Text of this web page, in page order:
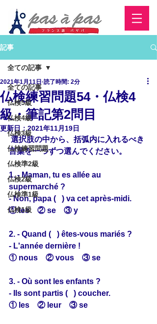
記事
全ての記事
仏検5級
仏検4級
仏検3級
仏検練習問題
仏検準2級
仏検2級
仏検準1級
仏検1級
全ての記事
仏検練習問題54・仏検4
級・筆記第2問目
2021年1月11日 読了時間: 2分
更新日：2021年11月19日
選択肢の中から、括弧内に入れるべき
言葉を一つずつ選んでください。
1. - Maman, tu es allée au
supermarché ?
- Non, papa (   ) va cet après-midi.
① les　② se　③ y
2. - Quand (   ) êtes-vous mariés ?
- L'année dernière !
① nous　② vous　③ se
3. - Où sont les enfants ?
- Ils sont partis (   ) coucher.
① les　② leur　③ se